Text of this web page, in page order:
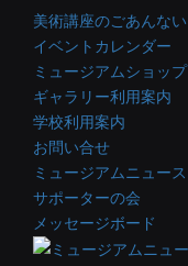
美術講座のごあんない
イベントカレンダー
ミュージアムショップ
ギャラリー利用案内
学校利用案内
お問い合せ
ミュージアムニュース
サポーターの会
メッセージボード